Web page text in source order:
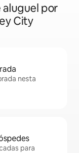
aluguel por
City
nesta
para